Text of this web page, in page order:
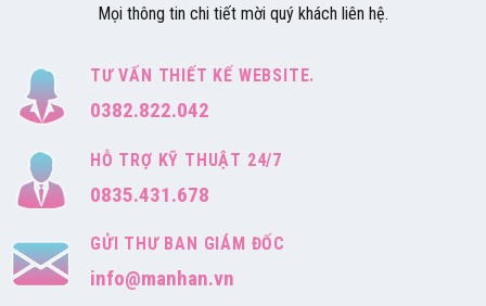
Mọi thông tin chi tiết mời quý khách liên hệ.
TƯ VẤN THIẾT KẾ WEBSITE.
0382.822.042
HỖ TRỢ KỸ THUẬT 24/7
0835.431.678
GỬI THƯ BAN GIÁM ĐỐC
info@manhan.vn